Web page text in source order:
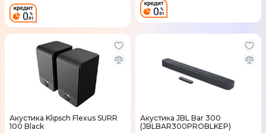
Акустика Klipsch Flexus SURR
100 Black
Акустика JBL Bar 300
(JBLBAR300PROBLKEP)